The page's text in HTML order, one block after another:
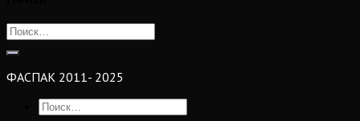
ФАСПАК 2011- 2025